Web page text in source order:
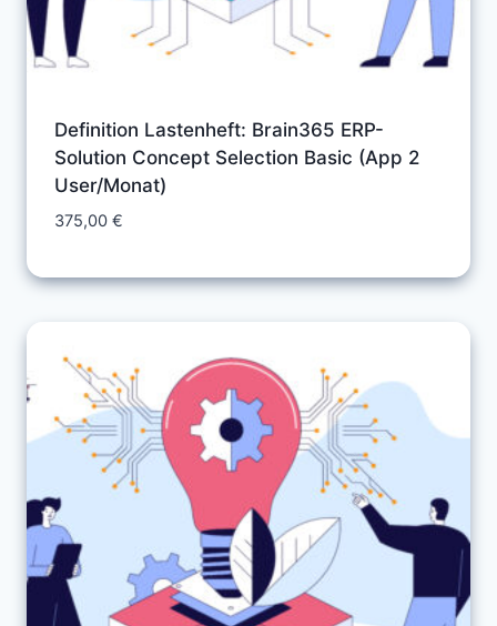
Definition Lastenheft: Brain365 ERP-
Solution Concept Selection Basic (App 2
User/Monat)
375,00 €